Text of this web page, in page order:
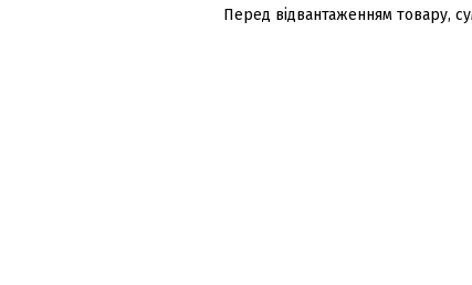
Перед відвантаженням товару,